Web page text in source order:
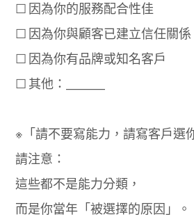
☐ 因為你的服務配合性佳
☐ 因為你與顧客已建立信任關係
☐ 因為你有品牌或知名客戶
☐ 其他：________
※「請不要寫能力，請寫客戶選
請注意：
這些都不是能力分類，
而是你當年「被選擇的原因」。